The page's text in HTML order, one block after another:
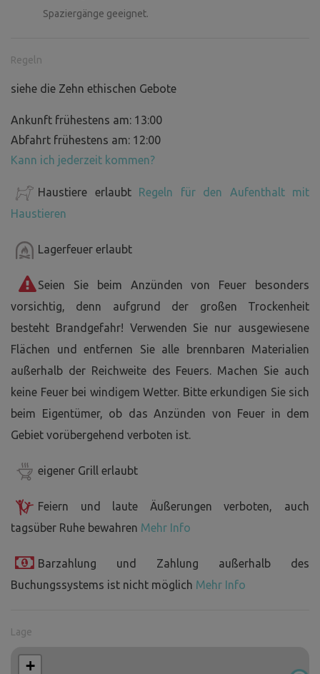
Spaziergänge geeignet.
Regeln
siehe die Zehn ethischen Gebote
Ankunft frühestens am: 13:00
Abfahrt frühestens am: 12:00
Kann ich jederzeit kommen?
Haustiere erlaubt Regeln für den Aufenthalt mit
Haustieren
Lagerfeuer erlaubt
Seien Sie beim Anzünden von Feuer besonders
vorsichtig, denn aufgrund der großen Trockenheit
besteht Brandgefahr! Verwenden Sie nur ausgewiesene
Flächen und entfernen Sie alle brennbaren Materialien
außerhalb der Reichweite des Feuers. Machen Sie auch
keine Feuer bei windigem Wetter. Bitte erkundigen Sie sich
beim Eigentümer, ob das Anzünden von Feuer in dem
Gebiet vorübergehend verboten ist.
eigener Grill erlaubt
Feiern und laute Äußerungen verboten, auch
tagsüber Ruhe bewahren Mehr Info
Barzahlung und Zahlung außerhalb des
Buchungssystems ist nicht möglich Mehr Info
Lage
+